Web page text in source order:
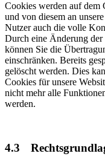
Cookies werden auf dem
und von diesem an
Nutzer auch die volle
Durch eine Änderung
können Sie die
einschränken. Bereits
gelöscht werden. Dies
Cookies für unsere
nicht mehr alle
werden.
4.3